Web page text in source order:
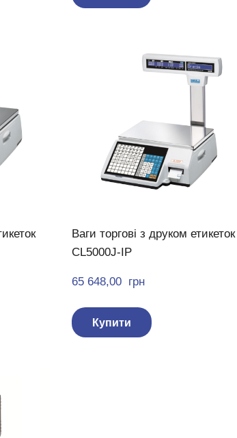
Ваги торгові з друком етикеток
CL5000J-IP
65 648,00  грн
Купити